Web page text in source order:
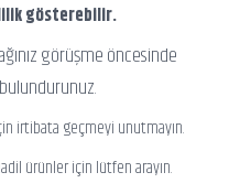
gösterebilir.
görüşme öncesinde
irtibata geçmeyi unutmayın.
ürünler için lütfen arayın.